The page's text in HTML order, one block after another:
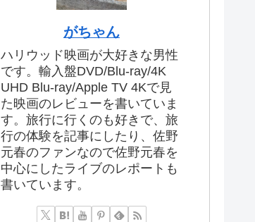
がちゃん
ハリウッド映画が大好きな男性
です。輸入盤DVD/Blu-ray/4K
UHD Blu-ray/Apple TV 4Kで見
た映画のレビューを書いていま
す。旅行に行くのも好きで、旅
行の体験を記事にしたり、佐野
元春のファンなので佐野元春を
中心にしたライブのレポートも
書いています。